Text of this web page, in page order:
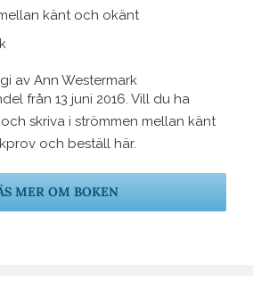
känt och okänt
från 13 juni 2016. Vill du ha
skriva i strömmen mellan känt
och beställ här.
MER OM BOKEN